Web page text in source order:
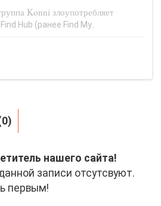
Konni злоупотребляет
Hub (ранее Find My..
нашего сайта!
записи отсутсвуют.
первым!